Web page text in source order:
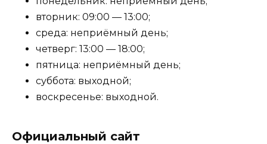
вторник: 09:00 — 13:00;
среда: неприёмный день;
четверг: 13:00 — 18:00;
пятница: неприёмный день;
суббота: выходной;
воскресенье: выходной.
Официальный сайт